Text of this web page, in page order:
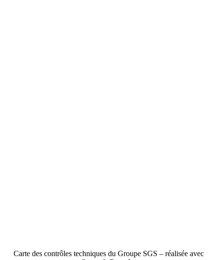
Carte des contrôles techniques du Groupe SGS – réalisée avec